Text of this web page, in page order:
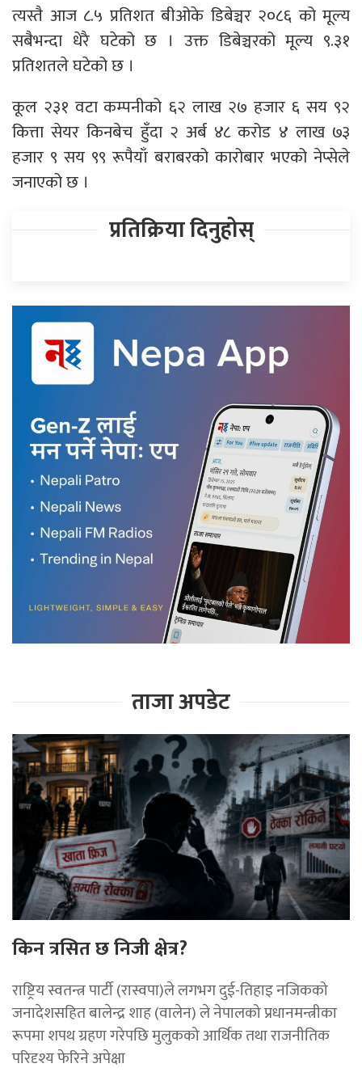
त्यस्तै आज ८.५ प्रतिशत बीओके डिबेञ्चर २०८६ को मूल्य
सबैभन्दा धेरै घटेको छ । उक्त डिबेञ्चरको मूल्य ९.३१
प्रतिशतले घटेको छ ।
कूल २३१ वटा कम्पनीको ६२ लाख २७ हजार ६ सय ९२
कित्ता सेयर किनबेच हुँदा २ अर्ब ४८ करोड ४ लाख ७३
हजार ९ सय ९९ रूपैयाँ बराबरको कारोबार भएको नेप्सेले
जनाएको छ ।
प्रतिक्रिया दिनुहोस्
ताजा अपडेट
किन त्रसित छ निजी क्षेत्र?
राष्ट्रिय स्वतन्त्र पार्टी (रास्वपा)ले लगभग दुई-तिहाइ नजिकको
जनादेशसहित बालेन्द्र शाह (वालेन) ले नेपालको प्रधानमन्त्रीका
रूपमा शपथ ग्रहण गरेपछि मुलुकको आर्थिक तथा राजनीतिक
परिदृश्य फेरिने अपेक्षा